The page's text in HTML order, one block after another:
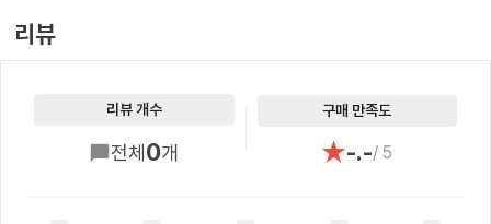
리뷰
리뷰 개수
전체 0개
구매 만족도
★-.-/ 5